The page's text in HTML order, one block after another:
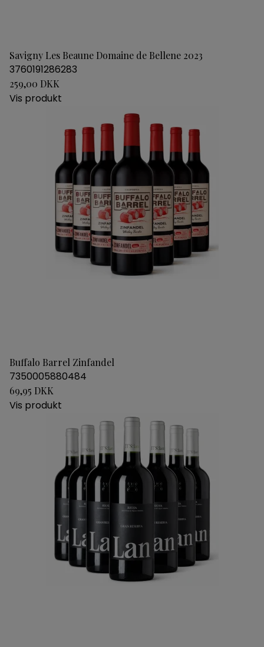
Savigny Les Beaune Domaine de Bellene 2023
3760191286283
259,00 DKK
Vis produkt
Buffalo Barrel Zinfandel
7350005880484
69,95 DKK
Vis produkt